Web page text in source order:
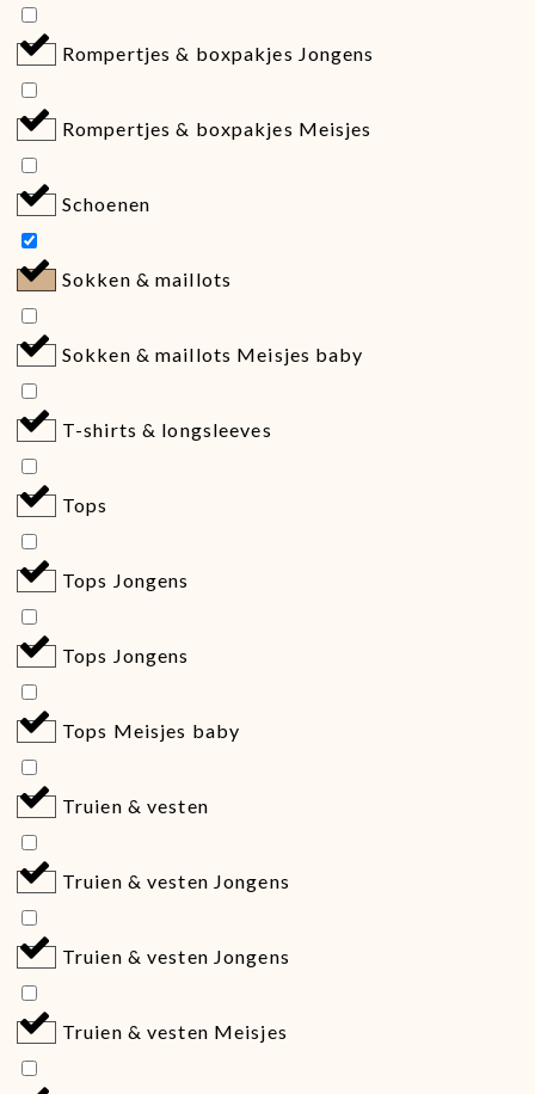
Rompertjes & boxpakjes Jongens
Rompertjes & boxpakjes Meisjes
Schoenen
Sokken & maillots
Sokken & maillots Meisjes baby
T-shirts & longsleeves
Tops
Tops Jongens
Tops Jongens
Tops Meisjes baby
Truien & vesten
Truien & vesten Jongens
Truien & vesten Jongens
Truien & vesten Meisjes